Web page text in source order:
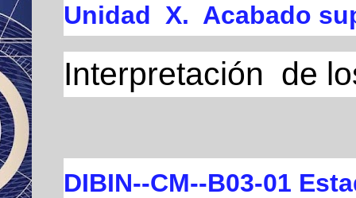
Unidad X. Acabado
Interpretación de
DIBIN--CM--B03-01